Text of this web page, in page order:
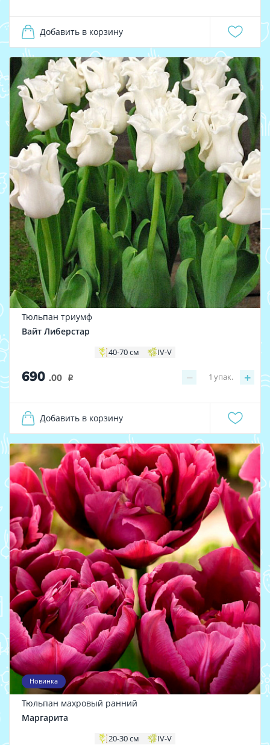
Добавить в корзину
Тюльпан триумф
Вайт Либерстар
40-70 см IV-V
690 .00 i − +
1 упак.
Добавить в корзину
Новинка
Тюльпан махровый ранний
Маргарита
20-30 см IV-V